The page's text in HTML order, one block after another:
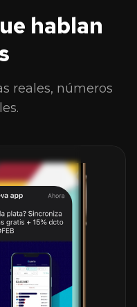
hablan
reales, números